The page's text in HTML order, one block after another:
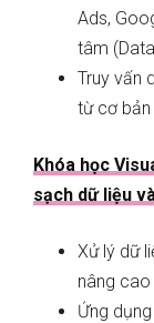
Ads,
tâm
Truy vấn
từ cơ bản
Khóa học
sạch dữ liệu
Xử lý dữ
nâng
Ứng